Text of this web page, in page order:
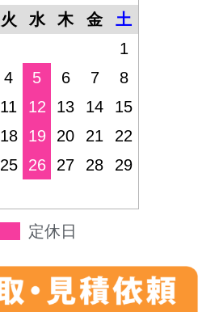
火 水 木 金
土
1
4 5 6 7
8
11 12 13 14
15
18 19 20 21
22
25 26 27 28
29
定休日